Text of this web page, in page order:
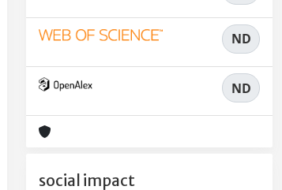
ND
ND
social impact